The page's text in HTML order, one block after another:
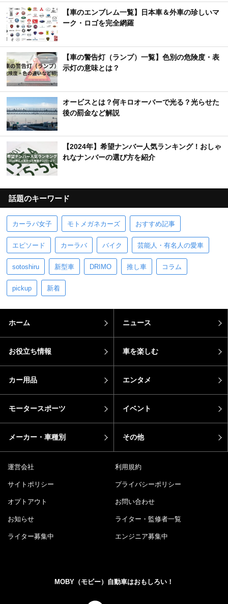
【車のエンブレム一覧】日本車＆外車の珍しいマ
ーク・ロゴを完全網羅
【車の警告灯（ランプ）一覧】色別の危険度・表
示灯の意味とは？
オービスとは？何キロオーバーで光る？光らせた
後の罰金など解説
【2024年】希望ナンバー人気ランキング！おしゃ
れなナンバーの選び方を紹介
話題のキーワード
カーラバ女子 モトメガネカーズ おすすめ記事
エピソード カーラバ バイク 芸能人・有名人の愛車
sotoshiru 新型車 DRIMO 推し車 コラム
pickup 新着
ホーム ニュース
お役立ち情報 車を楽しむ
カー用品 エンタメ
モータースポーツ イベント
メーカー・車種別 その他
運営会社 利用規約
サイトポリシー プライバシーポリシー
オプトアウト お問い合わせ
お知らせ ライター・監修者一覧
ライター募集中 エンジニア募集中
MOBY（モビー）自動車はおもしろい！